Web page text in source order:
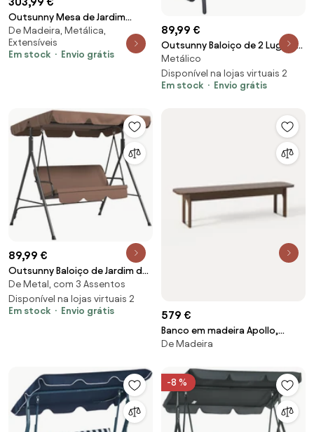
Outsunny Mesa de Jardim
Extensível de Aço Tampo em
Alumínio Efeito Madeira Pés
Reguláveis 8-10 Pessoas
De Madeira, Metálica,
Extensíveis
Em stock
Envio grátis
89,99 €
Outsunny Baloiço de 2 Lugares
com Tubo de Metal e Tecido de
Textilene para Exteriores Carga
Máx. 200 kg 120x70x85 cm
Metálico
Disponível na lojas virtuais 2
Em stock
Envio grátis
89,99 €
Outsunny Baloiço de Jardim de
3 Lugares com Almofada Toldo
Ajustável e Estrutura de Aço
para Balcão Terraço 172x110x153
De Metal, com 3 Assentos
Disponível na lojas virtuais 2
Em stock
Envio grátis 579 €
Banco em madeira Apollo,
vários tamanhos
De Madeira
-8 %